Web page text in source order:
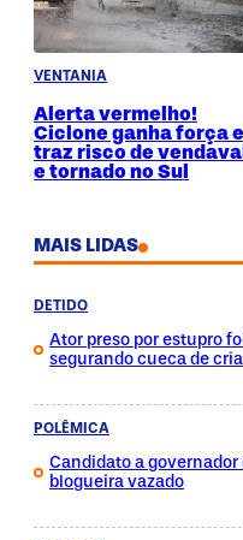
VENTANIA
Alerta vermelho!
Ciclone ganha força e
traz risco de
e tornado no Sul
MAIS LIDAS
DETIDO
Ator preso por estupro
segurando cueca de
POLÊMICA
Candidato a
blogueira vazado